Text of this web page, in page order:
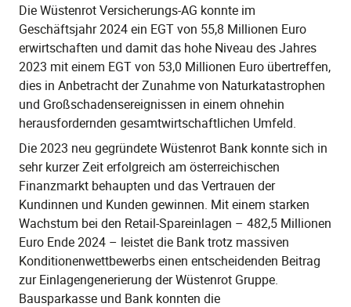
Die Wüstenrot Versicherungs-AG konnte im
Geschäftsjahr 2024 ein EGT von 55,8 Millionen Euro
erwirtschaften und damit das hohe Niveau des Jahres
2023 mit einem EGT von 53,0 Millionen Euro übertreffen,
dies in Anbetracht der Zunahme von Naturkatastrophen
und Großschadensereignissen in einem ohnehin
herausfordernden gesamtwirtschaftlichen Umfeld.
Die 2023 neu gegründete Wüstenrot Bank konnte sich in
sehr kurzer Zeit erfolgreich am österreichischen
Finanzmarkt behaupten und das Vertrauen der
Kundinnen und Kunden gewinnen. Mit einem starken
Wachstum bei den Retail-Spareinlagen – 482,5 Millionen
Euro Ende 2024 – leistet die Bank trotz massiven
Konditionenwettbewerbs einen entscheidenden Beitrag
zur Einlagengenerierung der Wüstenrot Gruppe.
Bausparkasse und Bank konnten die